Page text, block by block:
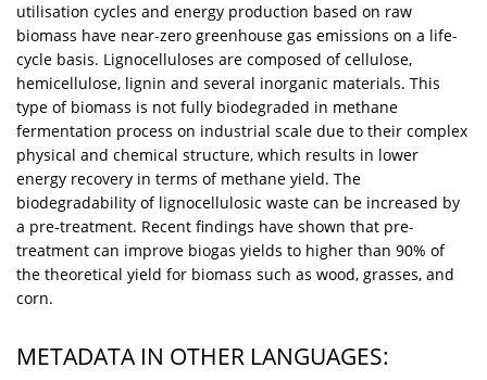
utilisation cycles and energy production based on raw
biomass have near-zero greenhouse gas emissions on a life-
cycle basis. Lignocelluloses are composed of cellulose,
hemicellulose, lignin and several inorganic materials. This
type of biomass is not fully biodegraded in methane
fermentation process on industrial scale due to their complex
physical and chemical structure, which results in lower
energy recovery in terms of methane yield. The
biodegradability of lignocellulosic waste can be increased by
a pre-treatment. Recent findings have shown that pre-
treatment can improve biogas yields to higher than 90% of
the theoretical yield for biomass such as wood, grasses, and
corn.
METADATA IN OTHER LANGUAGES: